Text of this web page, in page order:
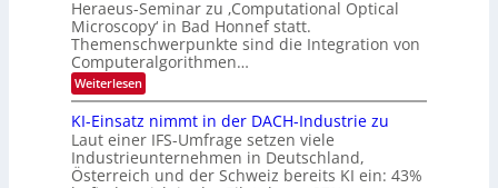
e
n
k
t
e
n
s
m
e
l
d
e
t
s
t
a
Heraeus-Seminar zu ‚Computational Optical
Microscopy‘ in Bad Honnef statt.
Themenschwerpunkte sind die Integration von
Computeralgorithmen…
Weiterlesen:
8
9
.
W
E
KI-Einsatz nimmt in der DACH-Industrie zu
Laut einer IFS-Umfrage setzen viele
Industrieunternehmen in Deutschland,
Österreich und der Schweiz bereits KI ein: 43%